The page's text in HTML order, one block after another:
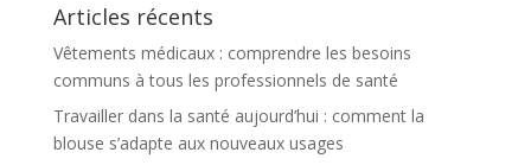
Articles récents
Vêtements médicaux : comprendre les besoins
communs à tous les professionnels de santé
Travailler dans la santé aujourd’hui : comment la
blouse s’adapte aux nouveaux usages